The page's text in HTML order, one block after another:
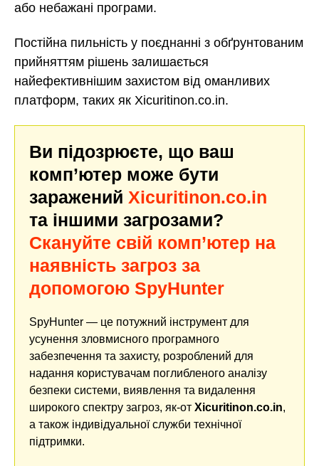
або небажані програми.
Постійна пильність у поєднанні з обґрунтованим
прийняттям рішень залишається
найефективнішим захистом від оманливих
платформ, таких як Xicuritinon.co.in.
Ви підозрюєте, що ваш
комп’ютер може бути
заражений Xicuritinon.co.in
та іншими загрозами?
Скануйте свій комп’ютер на
наявність загроз за
допомогою SpyHunter
SpyHunter — це потужний інструмент для
усунення зловмисного програмного
забезпечення та захисту, розроблений для
надання користувачам поглибленого аналізу
безпеки системи, виявлення та видалення
широкого спектру загроз, як-от Xicuritinon.co.in,
а також індивідуальної служби технічної
підтримки.